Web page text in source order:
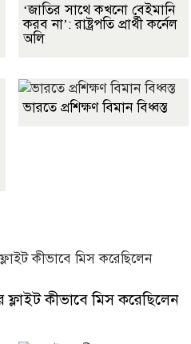
‘জাতির সাথে কখনো বেইমানি
করব না’: রাষ্ট্রপতি প্রার্থী কর্নেল
অলি
ভারতে প্রশিক্ষণ বিমান বিধ্বস্ত
ফ্লাইট কীভাবে মিস করেছিলেন